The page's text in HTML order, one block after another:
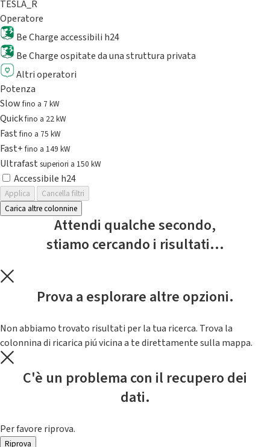
TESLA_R
Operatore
Be Charge accessibili h24
Be Charge ospitate da una struttura privata
Altri operatori
Potenza
Slowfino a 7 kW
Quickfino a 22 kW
Fastfino a 75 kW
Fast+fino a 149 kW
Ultrafast superiori a 150 kW
Accessibile h24
Applica
Cancella filtri
Carica altre colonnine
Attendi qualche secondo,
stiamo cercando i risultati...
Prova a esplorare altre opzioni.
Non abbiamo trovato risultati per la tua ricerca. Trova la
colonnina di ricarica piú vicina a te direttamente sulla mappa.
C'è un problema con il recupero dei
dati.
Per favore riprova.
Riprova